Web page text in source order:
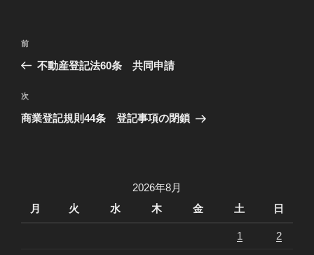
投
ビ
ゲ
過
去
投
稿
前
不動産登記法60条 共同申請
次
の
次
商業登記規則44条 登記事項の閉鎖
2026年8月
月
火 水 木 金 土 日
1 2